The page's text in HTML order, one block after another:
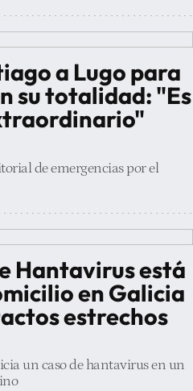
a Lugo para
su totalidad: "Es
de emergencias por el
Hantavirus está
en Galicia
estrechos
un caso de hantavirus en un